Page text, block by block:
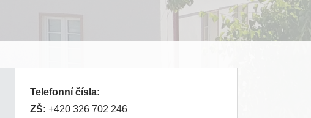
Telefonní čísla:
ZŠ: +420 326 702 246